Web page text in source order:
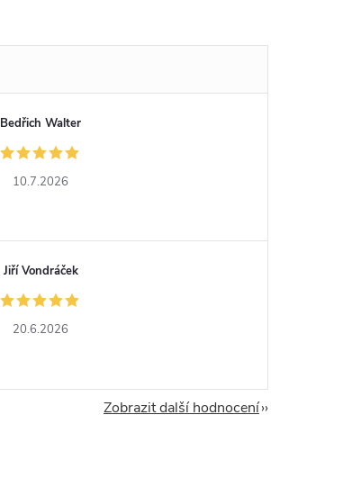
Bedřich Walter
10.7.2026
Jiří Vondráček
20.6.2026
Zobrazit další hodnocení